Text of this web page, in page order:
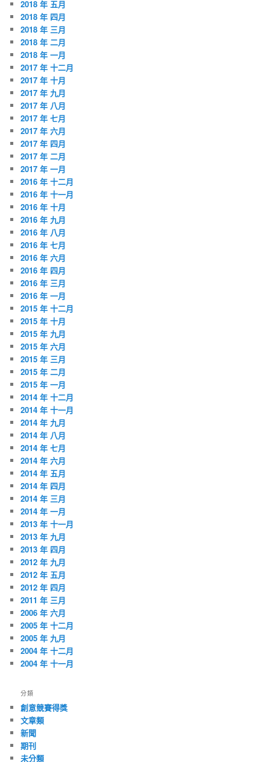
2018 年 五月
2018 年 四月
2018 年 三月
2018 年 二月
2018 年 一月
2017 年 十二月
2017 年 十月
2017 年 九月
2017 年 八月
2017 年 七月
2017 年 六月
2017 年 四月
2017 年 二月
2017 年 一月
2016 年 十二月
2016 年 十一月
2016 年 十月
2016 年 九月
2016 年 八月
2016 年 七月
2016 年 六月
2016 年 四月
2016 年 三月
2016 年 一月
2015 年 十二月
2015 年 十月
2015 年 九月
2015 年 六月
2015 年 三月
2015 年 二月
2015 年 一月
2014 年 十二月
2014 年 十一月
2014 年 九月
2014 年 八月
2014 年 七月
2014 年 六月
2014 年 五月
2014 年 四月
2014 年 三月
2014 年 一月
2013 年 十一月
2013 年 九月
2013 年 四月
2012 年 九月
2012 年 五月
2012 年 四月
2011 年 三月
2006 年 六月
2005 年 十二月
2005 年 九月
2004 年 十二月
2004 年 十一月
分類
創意競賽得獎
文章類
新聞
期刊
未分類